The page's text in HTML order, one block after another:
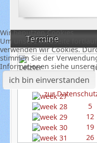
Termine
So
5
12
19
26
Wir benutzen Cookies
Um unsere Webseite
verwenden wir Cookies.
stimmen Sie der
Informationen siehe unsere
ich bin einverstanden
zur